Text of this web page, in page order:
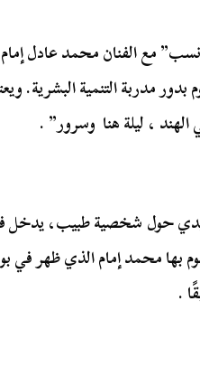
مع الفنان محمد عادل
2023، حيث تقوم بدور مدربة التنمية
، ليلة هنا وسرور” .
حول شخصية طبيب،
بها محمد إمام الذي ظهر في
.